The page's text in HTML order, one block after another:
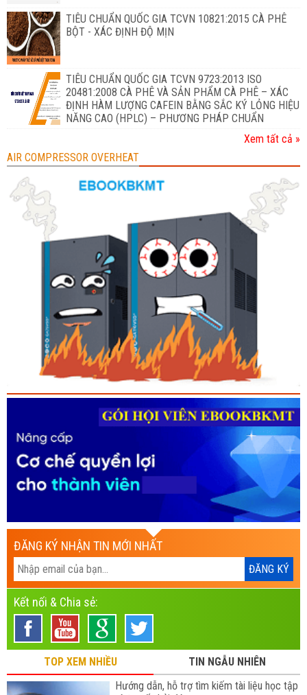
TIÊU CHUẨN QUỐC GIA TCVN 10821:2015 CÀ PHÊ
BỘT - XÁC ĐỊNH ĐỘ MỊN
TIÊU CHUẨN QUỐC GIA TCVN 9723:2013 ISO
20481:2008 CÀ PHÊ VÀ SẢN PHẨM CÀ PHÊ – XÁC
ĐỊNH HÀM LƯỢNG CAFEIN BẰNG SẮC KÝ LỎNG HIỆU
NĂNG CAO (HPLC) – PHƯƠNG PHÁP CHUẨN
Xem tất cả »
AIR COMPRESSOR OVERHEAT
ĐĂNG KÝ NHẬN TIN MỚI NHẤT
Kết nối & Chia sẻ:
TOP XEM NHIỀU
TIN NGẪU NHIÊN
Hướng dẫn, hỗ trợ tìm kiếm tài liệu học tập